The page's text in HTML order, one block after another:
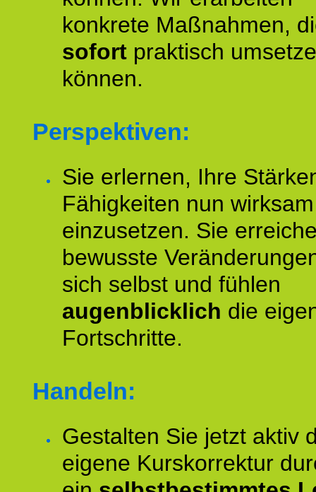
konkrete Maßnahmen,
sofort praktisch
können.
Perspektiven:
Sie erlernen, Ihre
Fähigkeiten nun wirksam
einzusetzen. Sie
bewusste
sich selbst und fühlen
augenblicklich die
Fortschritte.
Handeln:
Gestalten Sie jetzt aktiv
eigene Kurskorrektur